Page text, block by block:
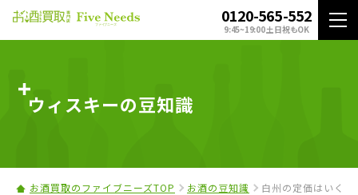
0120-565-552
9:45~19:00 土日祝もOK
ウィスキーの豆知識
お酒買取のファイブニーズTOP お酒の豆知識 白州の定価はいく